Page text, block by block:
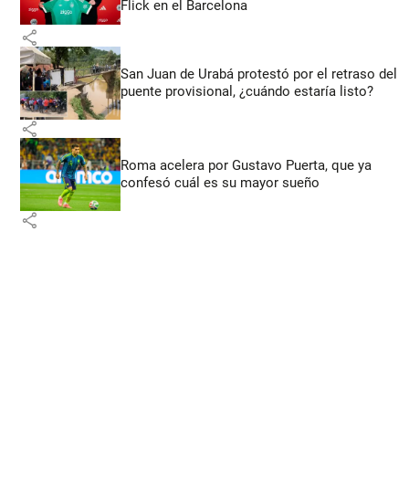
Flick en el Barcelona
share
San Juan de Urabá protestó por el retraso del
puente provisional, ¿cuándo estaría listo?
share
Roma acelera por Gustavo Puerta, que ya
confesó cuál es su mayor sueño
share